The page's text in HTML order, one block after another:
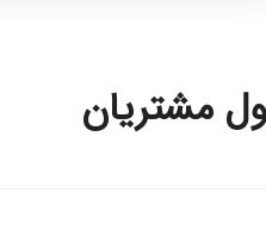
مشتریان